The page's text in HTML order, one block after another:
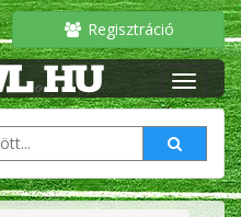
Regisztráció